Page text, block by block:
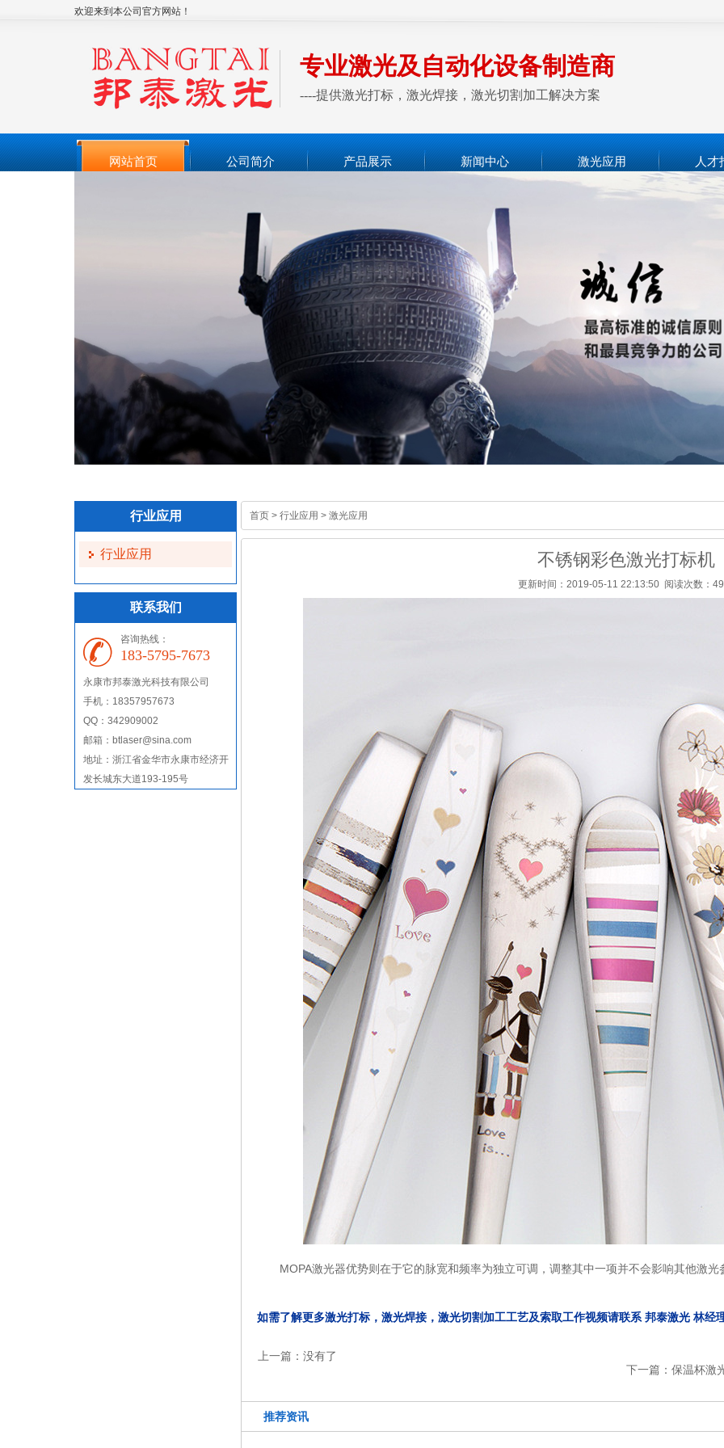
欢迎来到本公司官方网站！
专业激光及自动化设备制造商
----提供激光打标，激光焊接，激光切割加工解决方案
网站首页 公司简介 产品展示 新闻中心 激光应用 人才
行业应用
行业应用
联系我们
咨询热线：
183-5795-7673
永康市邦泰激光科技有限公司
手机：18357957673
QQ：342909002
邮箱：btlaser@sina.com
地址： 浙江省金华市永康市经济开
发长城东大道193-195号
首页 > 行业应用 > 激光应用
不锈钢彩色激光打标机
更新时间：2019-05-11 22:13:50 阅读次数：
MOPA激光器优势则在于它的脉宽和频率为独立可调，调整其中一项并不会影响其他激
如需了解更多激光打标，激光焊接，激光切割加工工艺及索取工作视频请联系 邦泰激光 林经
上一篇： 没有了
下一篇： 保温杯激
推荐资讯